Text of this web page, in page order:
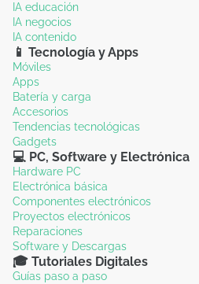
IA educación
IA negocios
IA contenido
📱 Tecnología y Apps
Móviles
Apps
Batería y carga
Accesorios
Tendencias tecnológicas
Gadgets
💻 PC, Software y Electrónica
Hardware PC
Electrónica básica
Componentes electrónicos
Proyectos electrónicos
Reparaciones
Software y Descargas
🎓 Tutoriales Digitales
Guías paso a paso